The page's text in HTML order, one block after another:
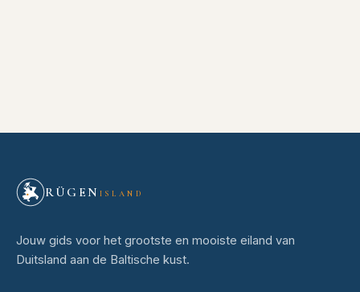
RÜGEN ISLAND
Jouw gids voor het grootste en mooiste eiland van
Duitsland aan de Baltische kust.